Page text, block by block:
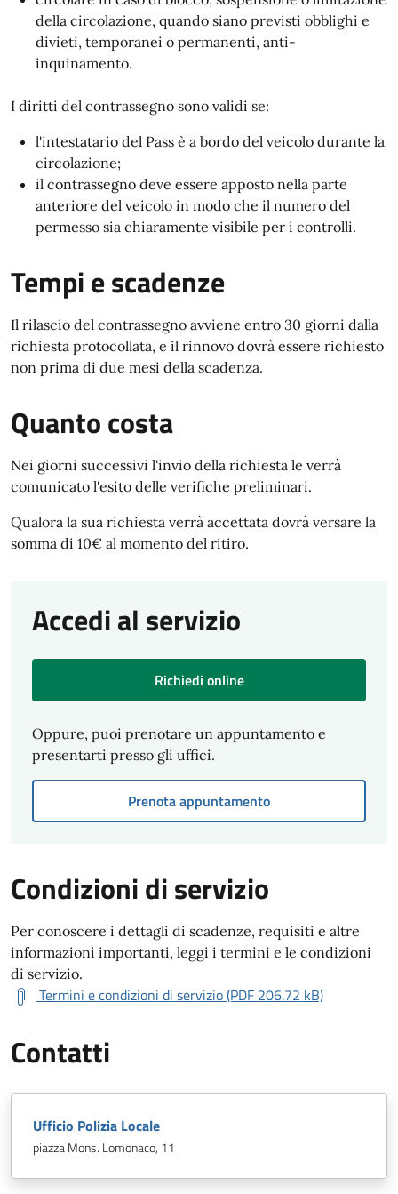
della circolazione, quando siano previsti obblighi e
divieti, temporanei o permanenti, anti-
inquinamento.
I diritti del contrassegno sono validi se:
l'intestatario del Pass è a bordo del veicolo durante la
circolazione;
il contrassegno deve essere apposto nella parte
anteriore del veicolo in modo che il numero del
permesso sia chiaramente visibile per i controlli.
Tempi e scadenze
Il rilascio del contrassegno avviene entro 30 giorni dalla
richiesta protocollata, e il rinnovo dovrà essere richiesto
non prima di due mesi della scadenza.
Quanto costa
Nei giorni successivi l'invio della richiesta le verrà
comunicato l'esito delle verifiche preliminari.
Qualora la sua richiesta verrà accettata dovrà versare la
somma di 10€ al momento del ritiro.
Accedi al servizio
Richiedi online
Oppure, puoi prenotare un appuntamento e
presentarti presso gli uffici.
Prenota appuntamento
Condizioni di servizio
Per conoscere i dettagli di scadenze, requisiti e altre
informazioni importanti, leggi i termini e le condizioni
di servizio.
Termini e condizioni di servizio (PDF 206.72 kB)
Contatti
Ufficio Polizia Locale
piazza Mons. Lomonaco, 11